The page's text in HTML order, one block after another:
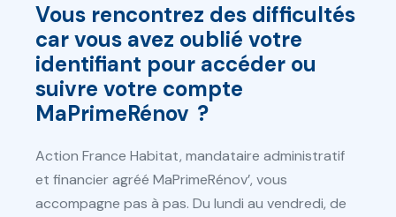
Vous rencontrez des difficultés
car vous avez oublié votre
identifiant pour accéder ou
suivre votre compte
MaPrimeRénov ?
Action France Habitat, mandataire administratif
et financier agréé MaPrimeRénov’, vous
accompagne pas à pas. Du lundi au vendredi, de